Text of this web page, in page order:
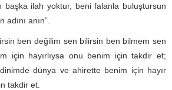
başka ilah yoktur, beni falanla buluştursun
anın”.
ben değilim sen bilirsin ben bilmem sen
için hayırlıysa onu benim için takdir et;
dünya ve ahirette benim için hayır
takdir et.